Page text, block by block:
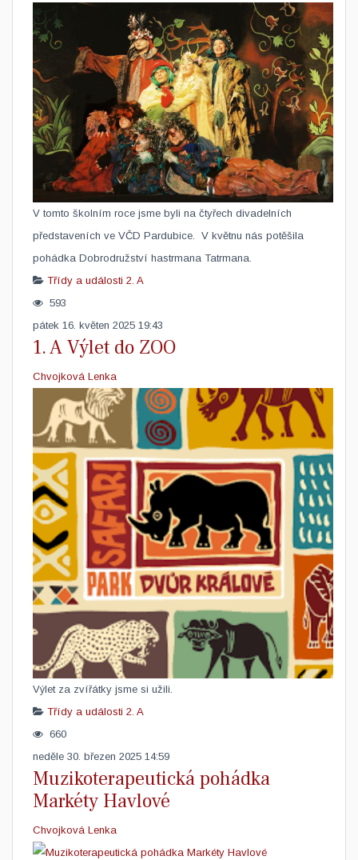
​V tomto školním roce jsme byli na čtyřech divadelních
představeních ve VČD Pardubice. V květnu nás potěšila
pohádka Dobrodružství hastrmana Tatrmana.
Třídy a události 2. A
593
pátek 16. květen 2025 19:43
1. A Výlet do ZOO
Chvojková Lenka
​Výlet za zvířátky jsme si užili.
Třídy a události 2. A
660
neděle 30. březen 2025 14:59
Muzikoterapeutická pohádka
Markéty Havlové
Chvojková Lenka